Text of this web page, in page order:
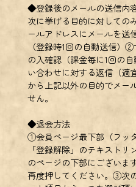
◆登録後のメールの送信内
次に挙げる目的に対しての
ールアドレスにメールを
（登録時1回の自動送信）
の入確認（課金毎に1回の
い合わせに対する返信（適
から上記以外の目的でメー
せん。
◆退会方法
①会員ページ最下部（フッ
「登録解除」のテキスト
のページの下部にございま
再度押してください。③次